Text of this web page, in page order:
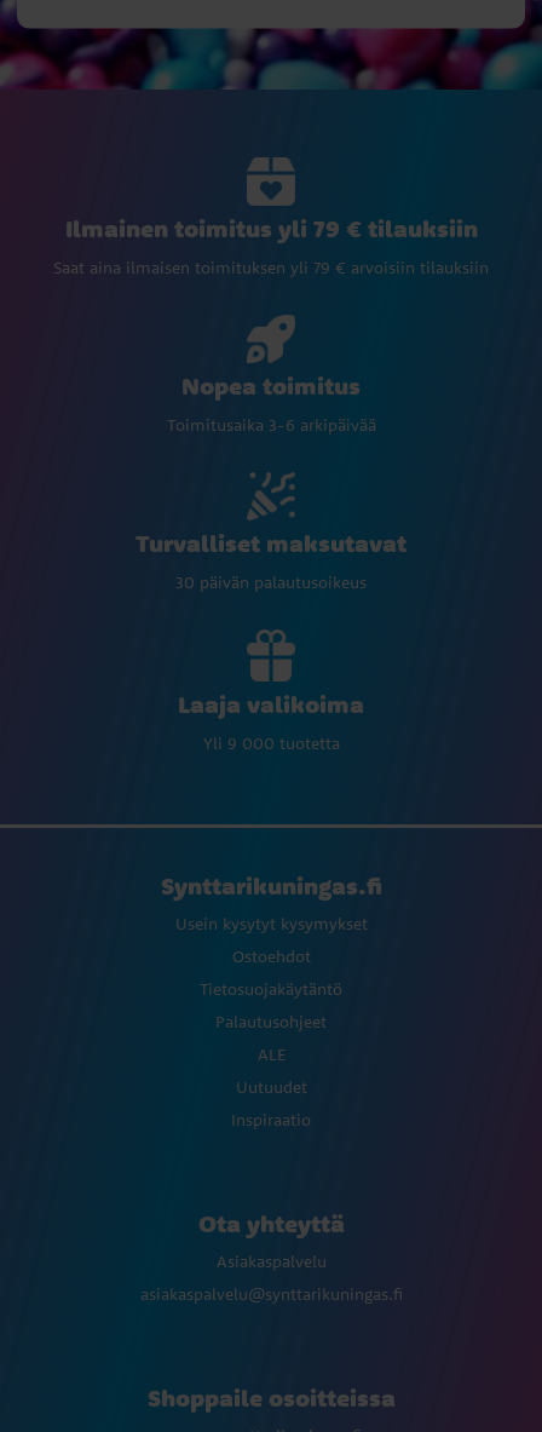
Ilmainen toimitus yli 79 € tilauksiin
Saat aina ilmaisen toimituksen yli 79 € arvoisiin tilauksiin
Nopea toimitus
Toimitusaika 3-6 arkipäivää
Turvalliset maksutavat
30 päivän palautusoikeus
Laaja valikoima
Yli 9 000 tuotetta
Synttarikuningas.fi
Usein kysytyt kysymykset
Ostoehdot
Tietosuojakäytäntö
Palautusohjeet
ALE
Uutuudet
Inspiraatio
Ota yhteyttä
Asiakaspalvelu
asiakaspalvelu@synttarikuningas.fi
Shoppaile osoitteissa